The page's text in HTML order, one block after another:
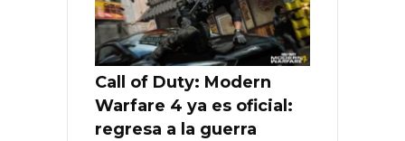
Call of Duty: Modern
Warfare 4 ya es oficial:
regresa a la guerra